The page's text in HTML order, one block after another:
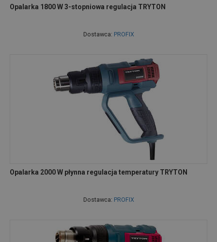
Opalarka 1800 W 3-stopniowa regulacja TRYTON
Dostawca: PROFIX
Opalarka 2000 W płynna regulacja temperatury TRYTON
Dostawca: PROFIX